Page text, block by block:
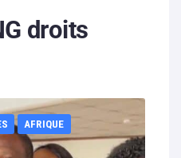
droits
AFRIQUE